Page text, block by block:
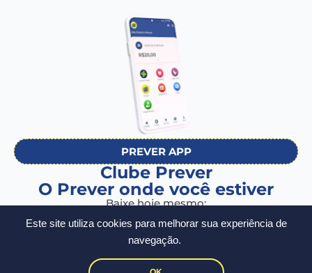
Este site utiliza cookies para melhorar sua experiência de
navegação.
PREVER APP
Clube Prever
O Prever onde você estiver
Baixe hoje mesmo: